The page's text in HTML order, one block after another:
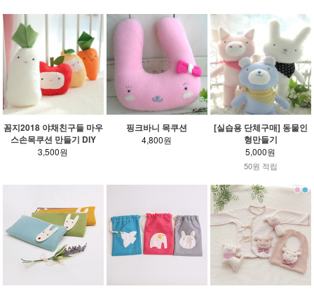
꼼지2018 야채친구들 마우
스손목쿠션 만들기 DIY
3,500원
핑크바니 목쿠션
4,800원
[실습용 단체구매] 동물인
형만들기
5,000원
50원 적립